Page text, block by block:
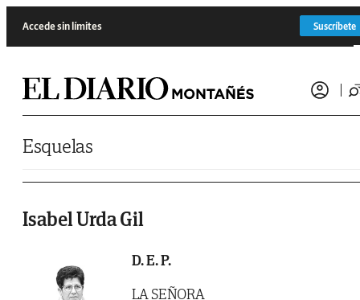
Accede sin límites Suscríbete
Esquelas
Isabel Urda Gil
D. E. P.
LA SEÑORA